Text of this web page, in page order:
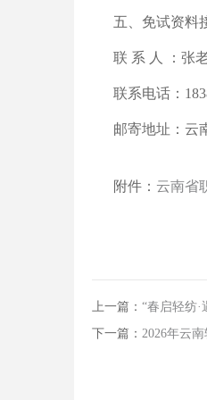
五、免试资料
联 系 人 ：张
联系电话：
邮寄地址：云
附件： 云南省
上一篇： “春启轻纺
下一篇： 2026年云